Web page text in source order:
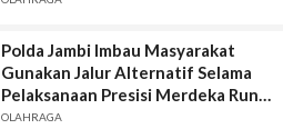
Polda Jambi Imbau Masyarakat
Gunakan Jalur Alternatif Selama
Pelaksanaan Presisi Merdeka Run
2026
OLAHRAGA